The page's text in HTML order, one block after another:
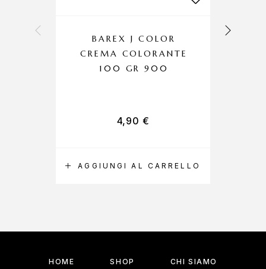
AGGIUNGI AL CARRELLO
BAREX J COLOR
CREMA COLORANTE
100 GR 900
4,90 €
HOME SHOP CHI SIAMO